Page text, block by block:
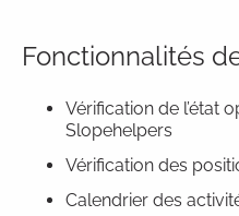
Fonctionnalités
Vérification de l’état
Slopehelpers
Vérification des
Calendrier des